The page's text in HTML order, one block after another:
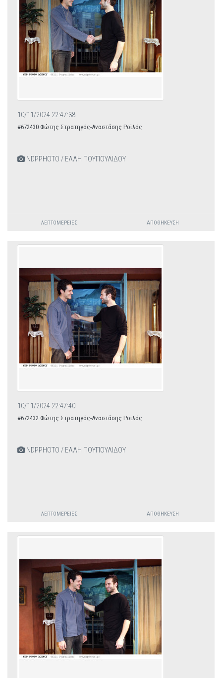
10/11/2024 22:47:38
#672430 Φώτης Στρατηγός-Αναστάσης Ροϊλός
NDPPHOTO / ΕΛΛΗ ΠΟΥΠΟΥΛΙΔΟΥ
ΛΕΠΤΟΜΈΡΕΙΕΣ ΑΠΟΘΉΚΕΥΣΗ
10/11/2024 22:47:40
#672432 Φώτης Στρατηγός-Αναστάσης Ροϊλός
NDPPHOTO / ΕΛΛΗ ΠΟΥΠΟΥΛΙΔΟΥ
ΛΕΠΤΟΜΈΡΕΙΕΣ ΑΠΟΘΉΚΕΥΣΗ